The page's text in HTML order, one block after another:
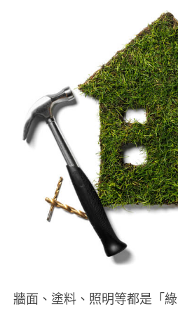
牆面、塗料、照明等都是「